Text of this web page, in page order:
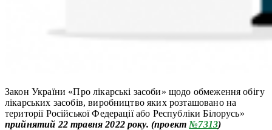
Закон України «Про лікарські засоби» щодо обмеження обігу
лікарських засобів, виробництво яких розташовано на
території Російської Федерації або Республіки Білорусь»
прийнятий 22 травня 2022 року. (проект №7313)